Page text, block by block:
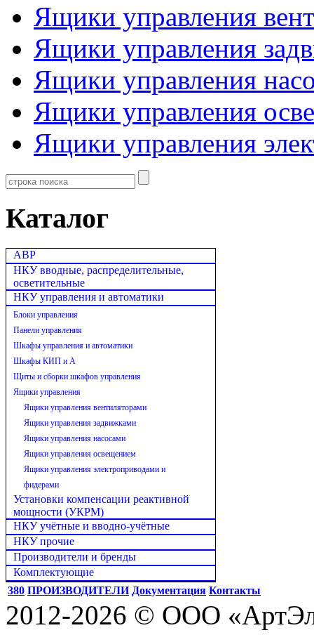
Ящики управления
Ящики управления
Ящики управления
Ящики управления
Ящики управления
Каталог
АВР
НКУ вводные, распределительные,
осветительные
НКУ управления и автоматики
Блоки управления
Панели управления
Шкафы управления и автоматики
Шкафы КИП и А
Щиты и сборки шкафов управления
Ящики управления
Ящики управления вентиляторами
Ящики управления задвижками
Ящики управления насосами
Ящики управления освещением
Ящики управления электроприводами и
фидерами
Установки компенсации реактивной
мощности (УКРМ)
НКУ учётные и вводно-учётные
НКУ прочие
Производители и бренды
Комплектующие
380 ПРОИЗВОДИТЕЛИ Документация Контакты
2012-2026 © ООО